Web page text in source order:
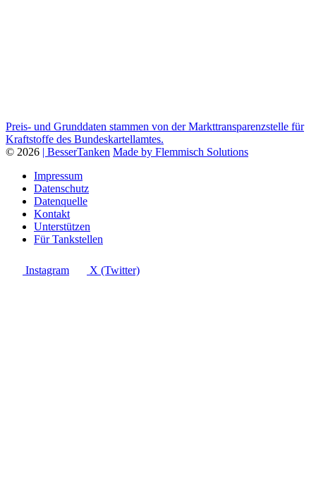
Preis- und Grunddaten stammen von der Markttransparenzstelle für
Kraftstoffe des Bundeskartellamtes.
© 2026 | BesserTanken Made by Flemmisch Solutions
Impressum
Datenschutz
Datenquelle
Kontakt
Unterstützen
Für Tankstellen
Instagram X (Twitter)